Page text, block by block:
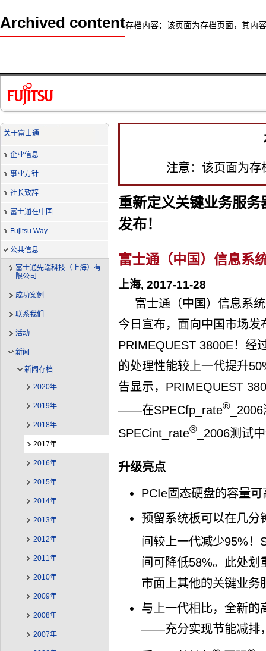
Archived content存档内容：该页面为存档页面，其内
关于富士通
企业信息
事业方针
社长致辞
富士通在中国
Fujitsu Way
公共信息
富士通先端科技（上海）有
限公司
成功案例
联系我们
活动
新闻
新闻存档
2020年
2019年
2018年
2017年
2016年
2015年
2014年
2013年
2012年
2011年
2010年
2009年
2008年
2007年
注意：该页面为
重新定义关键业务服
发布！
富士通（中国）信息系
上海, 2017-11-28
富士通（中国）信息系
今日宣布，面向中国市场
PRIMEQUEST 3800E！经
的处理性能较上一代提升
告显示，PRIMEQUEST
——在SPECfp_rate®
SPECint_rate® _2006测试
升级亮点
PCIe固态硬盘的容量
预留系统板可以在几分
间较上一代减少95%！
间可降低58%。此处划
市面上其他的关键业务
与上一代相比，全新的
——充分实现节能减排